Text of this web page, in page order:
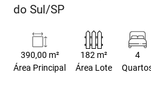
do Sul/SP
390,00 m²
Área Principal
182 m²
Área Lote
4